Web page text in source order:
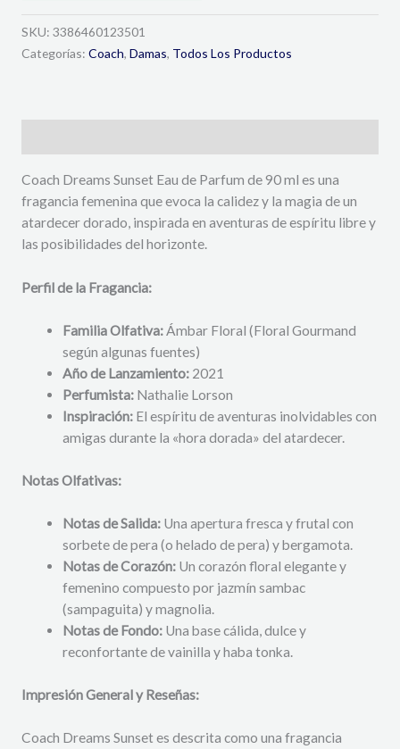
SKU: 3386460123501
Categorías: Coach, Damas, Todos Los Productos
Coach Dreams Sunset Eau de Parfum de 90 ml es una
fragancia femenina que evoca la calidez y la magia de un
atardecer dorado, inspirada en aventuras de espíritu libre y
las posibilidades del horizonte.
Perfil de la Fragancia:
Familia Olfativa:Ámbar Floral (Floral Gourmand
según algunas fuentes)
Año de Lanzamiento: 2021
Perfumista: Nathalie Lorson
Inspiración: El espíritu de aventuras inolvidables con
amigas durante la «hora dorada» del atardecer.
Notas Olfativas:
Notas de Salida: Una apertura fresca y frutal con
sorbete de pera (o helado de pera) y bergamota.
Notas de Corazón: Un corazón floral elegante y
femenino compuesto por jazmín sambac
(sampaguita) y magnolia.
Notas de Fondo: Una base cálida, dulce y
reconfortante de vainilla y haba tonka.
Impresión General y Reseñas:
Coach Dreams Sunset es descrita como una fragancia